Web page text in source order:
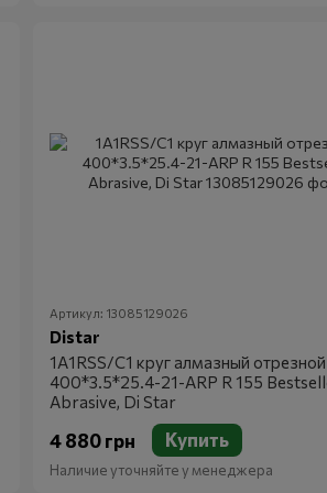
Артикул: 13085129026
Distar
1A1RSS/C1 круг алмазный отрезной
400*3.5*25.4-21-ARP R 155
Abrasive, Di Star
4 880 грн Купить
Наличие уточняйте у менеджера